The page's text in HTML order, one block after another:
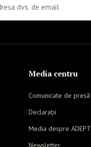
Media centru
Comunicate de presă
Declarații
Media despre ADEPT
Newsletter